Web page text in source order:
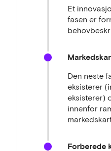
det behov for å
unngå at
bekostning av
Les mer om
Et
fasen er
Den neste
eksisterer
eksisterer)
innenfor
Forberede